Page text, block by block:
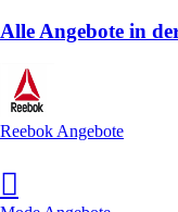
Alle Angebote in
Reebok Angebote